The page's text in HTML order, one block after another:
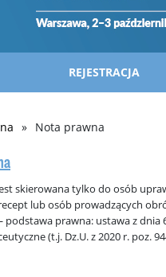
REJESTRACJA
Nota prawna
skierowana tylko do osób
lub osób prowadzących
prawna: ustawa z dnia
(t.j. Dz.U. z 2020 r. poz.